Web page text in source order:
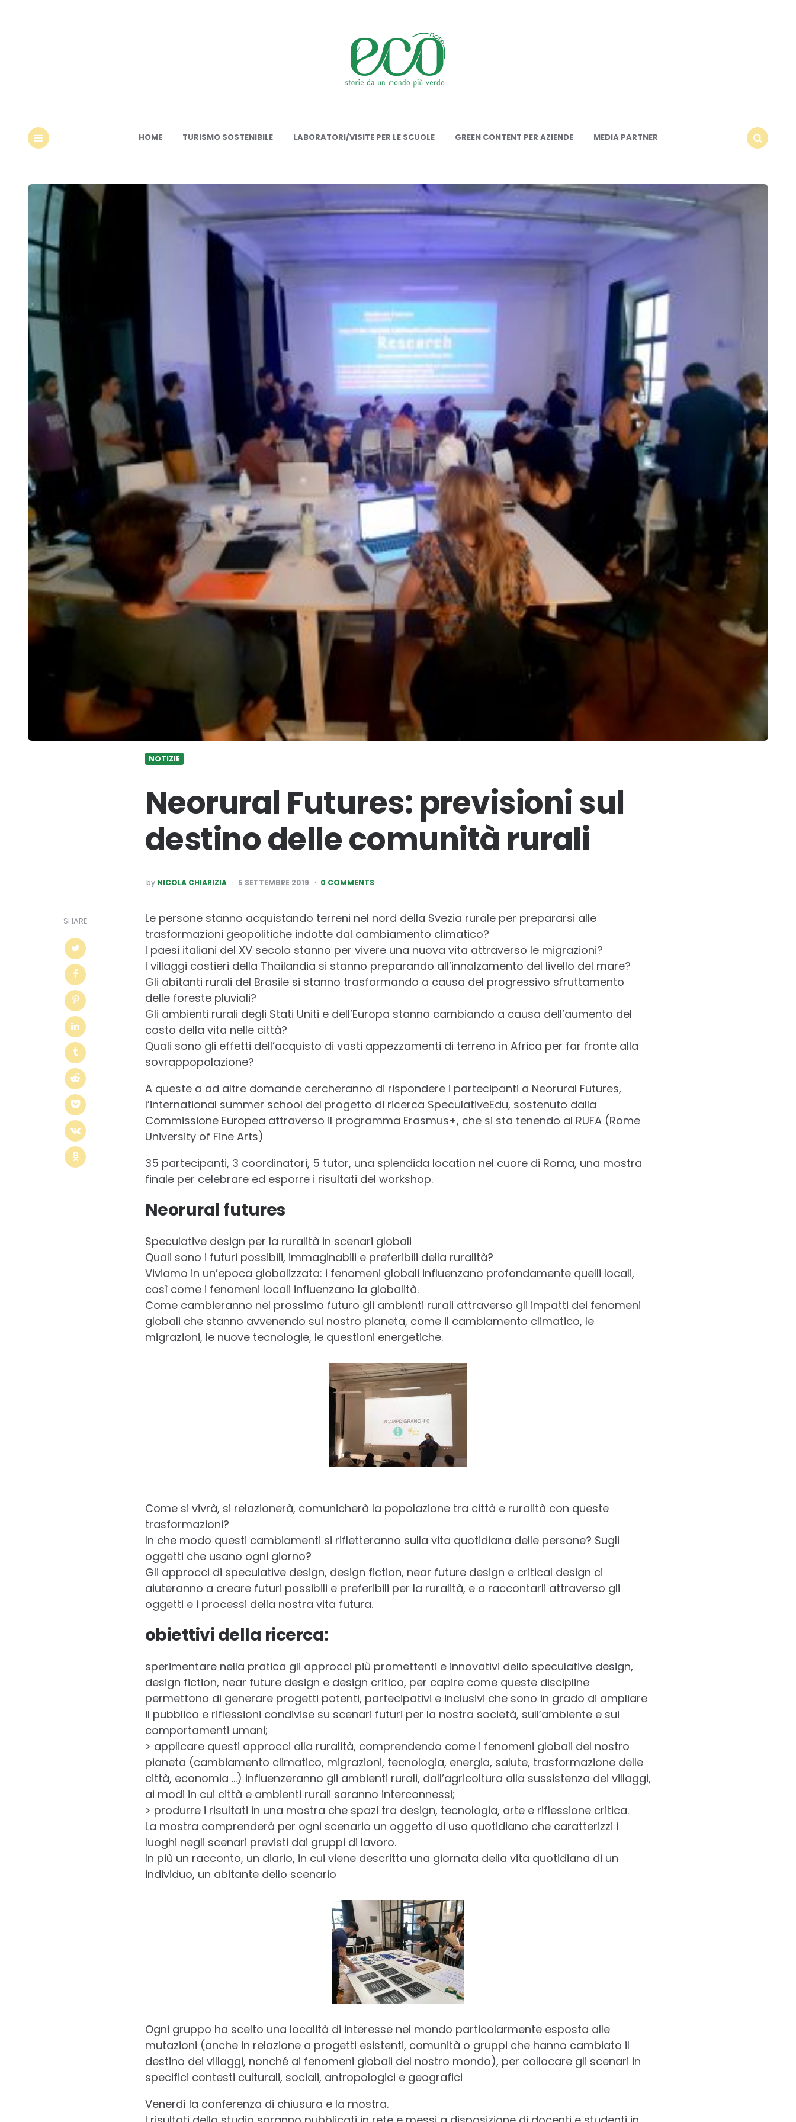
HOME TURISMO SOSTENIBILE LABORATORI/VISITE PER LE SCUOLE GREEN CONTENT PER AZIENDE
MEDIA PARTNER
NOTIZIE
Neorural Futures: previsioni sul
destino delle comunità rurali
POSTED
BY
by NICOLA CHIARIZIA 5 SETTEMBRE 2019 0 COMMENTS
SHARE
Le persone stanno acquistando terreni nel nord della Svezia rurale per prepararsi alle
trasformazioni geopolitiche indotte dal cambiamento climatico?
I paesi italiani del XV secolo stanno per vivere una nuova vita attraverso le migrazioni?
I villaggi costieri della Thailandia si stanno preparando all’innalzamento del livello del mare?
Gli abitanti rurali del Brasile si stanno trasformando a causa del progressivo sfruttamento
delle foreste pluviali?
Gli ambienti rurali degli Stati Uniti e dell’Europa stanno cambiando a causa dell’aumento del
costo della vita nelle città?
Quali sono gli effetti dell’acquisto di vasti appezzamenti di terreno in Africa per far fronte alla
sovrappopolazione?
A queste a ad altre domande cercheranno di rispondere i partecipanti a Neorural Futures,
l’international summer school del progetto di ricerca SpeculativeEdu, sostenuto dalla
Commissione Europea attraverso il programma Erasmus+, che si sta tenendo al RUFA (Rome
University of Fine Arts)
35 partecipanti, 3 coordinatori, 5 tutor, una splendida location nel cuore di Roma, una mostra
finale per celebrare ed esporre i risultati del workshop.
Neorural futures
Speculative design per la ruralità in scenari globali
Quali sono i futuri possibili, immaginabili e preferibili della ruralità?
Viviamo in un’epoca globalizzata: i fenomeni globali influenzano profondamente quelli locali,
così come i fenomeni locali influenzano la globalità.
Come cambieranno nel prossimo futuro gli ambienti rurali attraverso gli impatti dei fenomeni
globali che stanno avvenendo sul nostro pianeta, come il cambiamento climatico, le
migrazioni, le nuove tecnologie, le questioni energetiche.
Come si vivrà, si relazionerà, comunicherà la popolazione tra città e ruralità con queste
trasformazioni?
In che modo questi cambiamenti si rifletteranno sulla vita quotidiana delle persone? Sugli
oggetti che usano ogni giorno?
Gli approcci di speculative design, design fiction, near future design e critical design ci
aiuteranno a creare futuri possibili e preferibili per la ruralità, e a raccontarli attraverso gli
oggetti e i processi della nostra vita futura.
obiettivi della ricerca:
sperimentare nella pratica gli approcci più promettenti e innovativi dello speculative design,
design fiction, near future design e design critico, per capire come queste discipline
permettono di generare progetti potenti, partecipativi e inclusivi che sono in grado di ampliare
il pubblico e riflessioni condivise su scenari futuri per la nostra società, sull’ambiente e sui
comportamenti umani;
> applicare questi approcci alla ruralità, comprendendo come i fenomeni globali del nostro
pianeta (cambiamento climatico, migrazioni, tecnologia, energia, salute, trasformazione delle
città, economia …) influenzeranno gli ambienti rurali, dall’agricoltura alla sussistenza dei villaggi,
ai modi in cui città e ambienti rurali saranno interconnessi;
> produrre i risultati in una mostra che spazi tra design, tecnologia, arte e riflessione critica.
La mostra comprenderà per ogni scenario un oggetto di uso quotidiano che caratterizzi i
luoghi negli scenari previsti dai gruppi di lavoro.
In più un racconto, un diario, in cui viene descritta una giornata della vita quotidiana di un
individuo, un abitante dello scenario
Ogni gruppo ha scelto una località di interesse nel mondo particolarmente esposta alle
mutazioni (anche in relazione a progetti esistenti, comunità o gruppi che hanno cambiato il
destino dei villaggi, nonché ai fenomeni globali del nostro mondo), per collocare gli scenari in
specifici contesti culturali, sociali, antropologici e geografici
Venerdì la conferenza di chiusura e la mostra.